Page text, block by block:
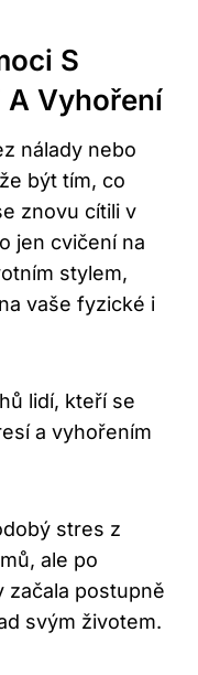
S
A Vyhoření
nálady nebo
být tím, co
znovu cítili v
jen cvičení na
stylem,
vaše fyzické i
lidí, kteří se
a vyhořením
stres z
ale po
začala postupně
svým životem.